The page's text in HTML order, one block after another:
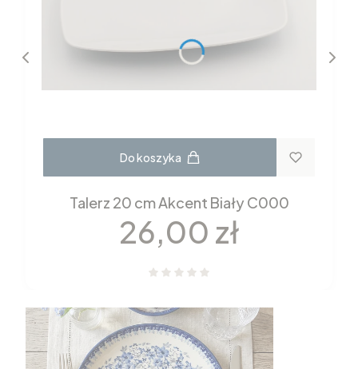
Do koszyka
Talerz 20 cm Akcent Biały C000
Cena
26,00 zł